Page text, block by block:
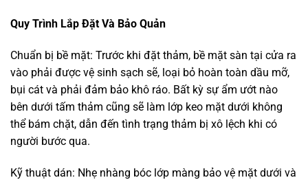
Quy Trình Lắp Đặt Và Bảo Quản
Chuẩn bị bề mặt: Trước khi đặt thảm, bề mặt sàn tại cửa ra
vào phải được vệ sinh sạch sẽ, loại bỏ hoàn toàn dầu mỡ,
bụi cát và phải đảm bảo khô ráo. Bất kỳ sự ẩm ướt nào
bên dưới tấm thảm cũng sẽ làm lớp keo mặt dưới không
thể bám chặt, dẫn đến tình trạng thảm bị xô lệch khi có
người bước qua.
Kỹ thuật dán: Nhẹ nhàng bóc lớp màng bảo vệ mặt dưới và